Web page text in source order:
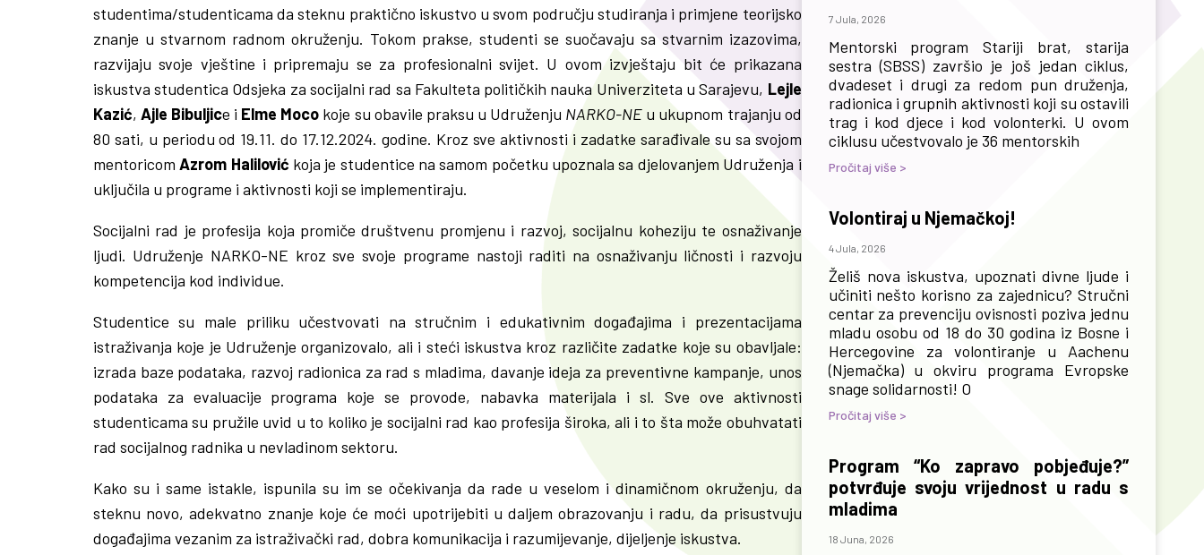
studentima/studenticama da steknu praktično iskustvo u svom području studiranja i primjene teorijsko
znanje u stvarnom radnom okruženju. Tokom prakse, studenti se suočavaju sa stvarnim izazovima,
razvijaju svoje vještine i pripremaju se za profesionalni svijet. U ovom izvještaju bit će prikazana
iskustva studentica Odsjeka za socijalni rad sa Fakulteta političkih nauka Univerziteta u Sarajevu, Lejle
Kazić, Ajle Bibuljice i Elme Moco koje su obavile praksu u Udruženju NARKO-NE u ukupnom trajanju od
80 sati, u periodu od 19.11. do 17.12.2024. godine. Kroz sve aktivnosti i zadatke sarađivale su sa svojom
mentoricomAzrom Halilović koja je studentice na samom početku upoznala sa djelovanjem Udruženja i
uključila u programe i aktivnosti koji se implementiraju.
Socijalni rad je profesija koja promiče društvenu promjenu i razvoj, socijalnu koheziju te osnaživanje
ljudi. Udruženje NARKO-NE kroz sve svoje programe nastoji raditi na osnaživanju ličnosti i razvoju
kompetencija kod individue.
Studentice su male priliku učestvovati na stručnim i edukativnim događajima i prezentacijama
istraživanja koje je Udruženje organizovalo, ali i steći iskustva kroz različite zadatke koje su obavljale:
izrada baze podataka, razvoj radionica za rad s mladima, davanje ideja za preventivne kampanje, unos
podataka za evaluacije programa koje se provode, nabavka materijala i sl. Sve ove aktivnosti
studenticama su pružile uvid u to koliko je socijalni rad kao profesija široka, ali i to šta može obuhvatati
rad socijalnog radnika u nevladinom sektoru.
Kako su i same istakle, ispunila su im se očekivanja da rade u veselom i dinamičnom okruženju, da
steknu novo, adekvatno znanje koje će moći upotrijebiti u daljem obrazovanju i radu, da prisustvuju
događajima vezanim za istraživački rad, dobra komunikacija i razumijevanje, dijeljenje iskustva.
7 Jula, 2026
Mentorski program Stariji brat, starija
sestra (SBSS) završio je još jedan ciklus,
dvadeset i drugi za redom pun druženja,
radionica i grupnih aktivnosti koji su ostavili
trag i kod djece i kod volonterki. U ovom
ciklusu učestvovalo je 36 mentorskih
Pročitaj više >
Volontiraj u Njemačkoj!
4 Jula, 2026
Želiš nova iskustva, upoznati divne ljude i
učiniti nešto korisno za zajednicu? Stručni
centar za prevenciju ovisnosti poziva jednu
mladu osobu od 18 do 30 godina iz Bosne i
Hercegovine za volontiranje u Aachenu
(Njemačka) u okviru programa Evropske
snage solidarnosti! O
Pročitaj više >
Program “Ko zapravo pobjeđuje?”
potvrđuje svoju vrijednost u radu s
mladima
18 Juna, 2026